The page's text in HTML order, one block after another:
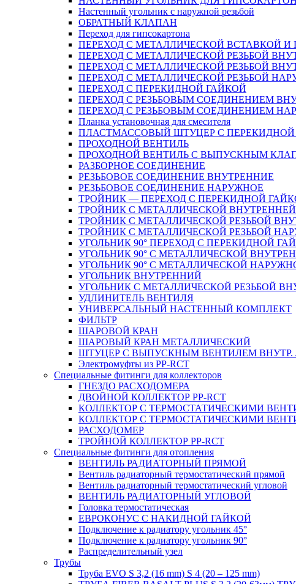
Настенный угольник с наружной резьбой
ОБРАТНЫЙ КЛАПАН
Переход для гипсокартона
ПЕРЕХОД С МЕТАЛЛИЧЕСКОЙ ВСТАВКОЙ И
ПЕРЕХОД С МЕТАЛЛИЧЕСКОЙ РЕЗЬБОЙ
ПЕРЕХОД С МЕТАЛЛИЧЕСКОЙ РЕЗЬБОЙ
ПЕРЕХОД С МЕТАЛЛИЧЕСКОЙ РЕЗЬБОЙ
ПЕРЕХОД С ПЕРЕКИДНОЙ ГАЙКОЙ
ПЕРЕХОД С РЕЗЬБОВЫМ СОЕДИНЕНИЕМ
ПЕРЕХОД С РЕЗЬБОВЫМ СОЕДИНЕНИЕМ
Планка установочная для смесителя
ПЛАСТМАССОВЫЙ ШТУЦЕР С ПЕРЕКИДНОЙ
ПРОХОДНОЙ ВЕНТИЛЬ
ПРОХОДНОЙ ВЕНТИЛЬ С ВЫПУСКНЫМ
РАЗБОРНОЕ СОЕДИНЕНИЕ
РЕЗЬБОВОЕ СОЕДИНЕНИЕ ВНУТРЕННИЕ
РЕЗЬБОВОЕ СОЕДИНЕНИЕ НАРУЖНОЕ
ТРОЙНИК — ПЕРЕХОД С ПЕРЕКИДНОЙ
ТРОЙНИК С МЕТАЛЛИЧЕСКОЙ
ТРОЙНИК С МЕТАЛЛИЧЕСКОЙ РЕЗЬБОЙ
ТРОЙНИК С МЕТАЛЛИЧЕСКОЙ РЕЗЬБОЙ
УГОЛЬНИК 90° ПЕРЕХОД С ПЕРЕКИДНОЙ
УГОЛЬНИК 90° С МЕТАЛЛИЧЕСКОЙ
УГОЛЬНИК 90° С МЕТАЛЛИЧЕСКОЙ
УГОЛЬНИК ВНУТРЕННИЙ
УГОЛЬНИК С МЕТАЛЛИЧЕСКОЙ РЕЗЬБОЙ
УДЛИНИТЕЛЬ ВЕНТИЛЯ
УНИВЕРСАЛЬНЫЙ НАСТЕННЫЙ КОМПЛЕКТ
ФИЛЬТР
ШАРОВОЙ КРАН
ШАРОВЫЙ КРАН МЕТАЛЛИЧЕСКИЙ
ШТУЦЕР С ВЫПУСКНЫМ ВЕНТИЛЕМ ВНУТР.
Электромуфты из PP-RCT
Специальные фитинги для коллекторов
ГНЕЗДО РАСХОДОМЕРА
ДВОЙНОЙ КОЛЛЕКТОР PP-RCT
КОЛЛЕКТОР С ТЕРМОСТАТИЧЕСКИМИ
КОЛЛЕКТОР С ТЕРМОСТАТИЧЕСКИМИ
РАСХОДОМЕР
ТРОЙНОЙ КОЛЛЕКТОР PP-RCT
Специальные фитинги для отопления
ВЕНТИЛЬ РАДИАТОРНЫЙ ПРЯМОЙ
Вентиль радиаторный термостатический прямой
Вентиль радиаторный термостатический угловой
ВЕНТИЛЬ РАДИАТОРНЫЙ УГЛОВОЙ
Головка термостатическая
ЕВРОКОНУС С НАКИДНОЙ ГАЙКОЙ
Подключение к радиатору угольник 45°
Подключение к радиатору угольник 90°
Распределительный узел
Трубы
Труба EVO S 3,2 (16 mm) S 4 (20 – 125 mm)